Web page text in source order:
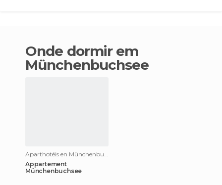
Onde dormir em
Münchenbuchsee
Appartement
Münchenbuchsee